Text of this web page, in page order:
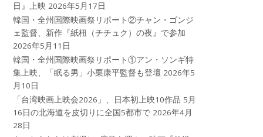
日』上映 2026年5月17日
韓国・全州国際映画祭リポート②チャン・ゴンジ
ェ監督、新作『紙杻（チチュク）の夜』で参加
2026年5月11日
韓国・全州国際映画祭リポート①アン・ソンギ特
集上映、「眠る男」小栗康平監督も登壇 2026年5
月10日
「台湾映画上映会2026」、日本初上映10作品 5月
16日の北海道を皮切りに全国5都市で 2026年4月
28日